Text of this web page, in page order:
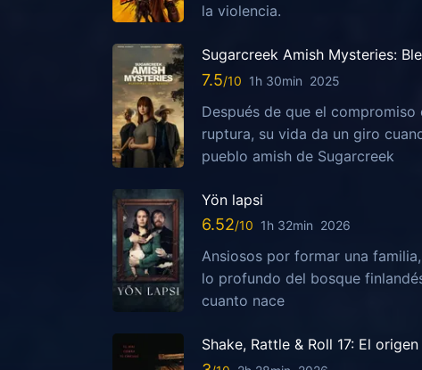
la violencia.
Sugarcreek Amish Mysteries:
7.5 1h 30min 2025
Después de que el
ruptura, su vida da un giro
pueblo amish de Sugarcreek
Yön lapsi
6.52 1h 32min 2026
Ansiosos por formar una
lo profundo del bosque
cuanto nace
Shake, Rattle & Roll 17: El